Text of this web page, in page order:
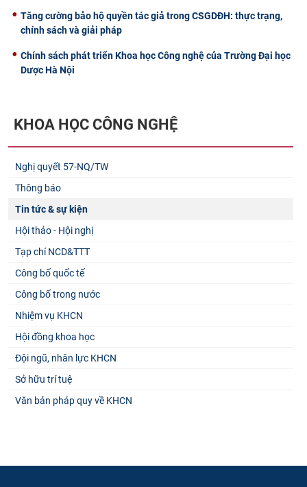
Tăng cường bảo hộ quyền tác giả trong CSGDĐH: thực trạng,
chính sách và giải pháp
Chính sách phát triển Khoa học Công nghệ của Trường Đại học
Dược Hà Nội
KHOA HỌC CÔNG NGHỆ
Nghị quyết 57-NQ/TW
Thông báo
Tin tức & sự kiện
Hội thảo - Hội nghị
Tạp chí NCD&TTT
Công bố quốc tế
Công bố trong nước
Nhiệm vụ KHCN
Hội đồng khoa học
Đội ngũ, nhân lực KHCN
Sở hữu trí tuệ
Văn bản pháp quy về KHCN